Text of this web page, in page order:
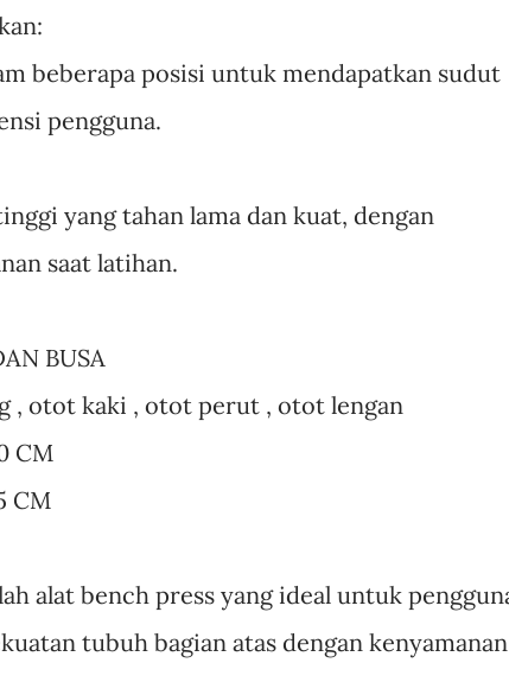
beberapa posisi untuk mendapatkan sudut
pengguna.
yang tahan lama dan kuat, dengan
saat latihan.
BUSA
, otot kaki , otot perut , otot lengan
CM
CM
alat bench press yang ideal untuk
tubuh bagian atas dengan kenyamanan